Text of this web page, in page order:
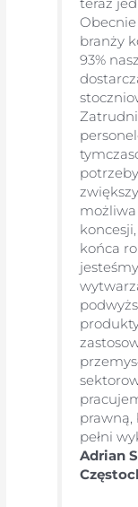
branży
93%
końca
prawną,
pełni
Adrian